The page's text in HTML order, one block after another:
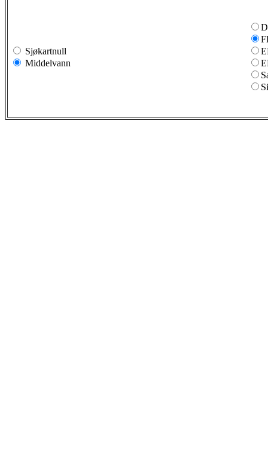
Sjøkartnull
Middelvann